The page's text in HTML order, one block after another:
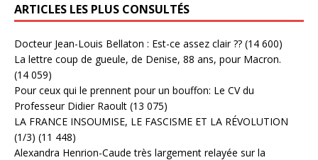
ARTICLES LES PLUS CONSULTÉS
Docteur Jean-Louis Bellaton : Est-ce assez clair ?? (14 600)
La lettre coup de gueule, de Denise, 88 ans, pour Macron.
(14 059)
Pour ceux qui le prennent pour un bouffon: Le CV du
Professeur Didier Raoult (13 075)
LA FRANCE INSOUMISE, LE FASCISME ET LA RÉVOLUTION
(1/3) (11 448)
Alexandra Henrion-Caude très largement relayée sur la